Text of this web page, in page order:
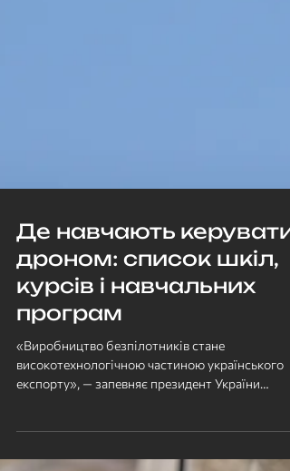
Де навчають керувати
дроном: список шкіл,
курсів і навчальних
програм
Володимир Зеленський....